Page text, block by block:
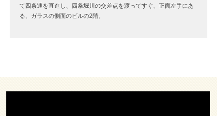
て四条通を直進し、四条堀川の交差点を渡ってすぐ、正面左手にあ
る、ガラスの側面のビルの2階。